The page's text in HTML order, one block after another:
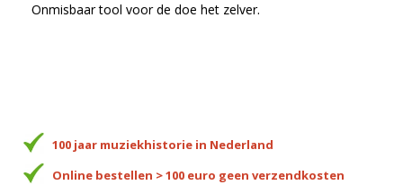
Onmisbaar tool voor de doe het zelver.
100 jaar muziekhistorie in Nederland
Online bestellen > 100 euro geen verzendkosten